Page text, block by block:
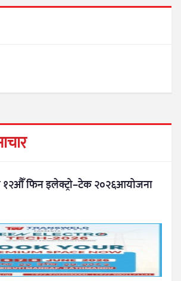
१२औँ फिन इलेक्ट्रो–टेक २०२६आयोजना